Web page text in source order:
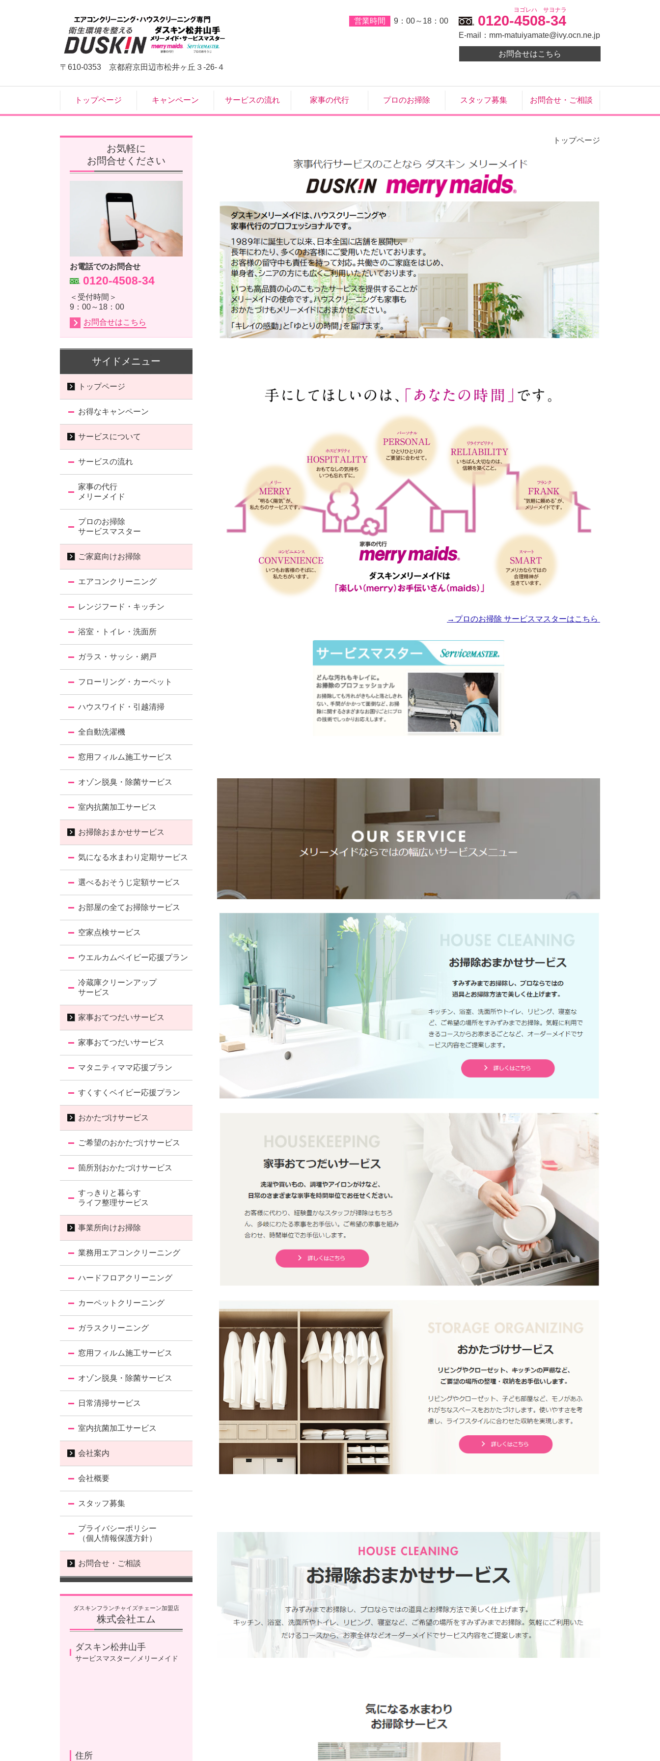
〒610-0353 京都府京田辺市松井ヶ丘３-26-４
営業時間 9：00～18：00
ヨゴレハ サヨナラ
0120-4508-34
E-mail： mm-matuiyamate@ivy.ocn.ne.jp
お問合せはこちら
トップページ キャンペーン サービスの流れ 家事の代行 プロのお掃除 スタッフ募集 お問合せ・ご相談
トップページ
→プロのお掃除 サービスマスターはこちら
お気軽に
お問合せください
お電話でのお問合せ
0120-4508-34
＜受付時間＞
9：00～18：00
お問合せはこちら
サイドメニュー
トップページ
お得なキャンペーン
サービスについて
サービスの流れ
家事の代行
メリーメイド
プロのお掃除
サービスマスター
ご家庭向けお掃除
エアコンクリーニング
レンジフード・キッチン
浴室・トイレ・洗面所
ガラス・サッシ・網戸
フローリング・カーペット
ハウスワイド・引越清掃
全自動洗濯機
窓用フィルム施工サービス
オゾン脱臭・除菌サービス
室内抗菌加工サービス
お掃除おまかせサービス
気になる水まわり定期サービス
選べるおそうじ定額サービス
お部屋の全てお掃除サービス
空家点検サービス
ウエルカムベイビー応援プラン
冷蔵庫クリーンアップ
サービス
家事おてつだいサービス
家事おてつだいサービス
マタニティママ応援プラン
すくすくベイビー応援プラン
おかたづけサービス
ご希望のおかたづけサービス
箇所別おかたづけサービス
すっきりと暮らす
ライフ整理サービス
事業所向けお掃除
業務用エアコンクリーニング
ハードフロアクリーニング
カーペットクリーニング
ガラスクリーニング
窓用フィルム施工サービス
オゾン脱臭・除菌サービス
日常清掃サービス
室内抗菌加工サービス
会社案内
会社概要
スタッフ募集
プライバシーポリシー
（個人情報保護方針）
お問合せ・ご相談
ダスキンフランチャイズチェーン加盟店
株式会社エム
ダスキン松井山手
サービスマスター／メリーメイド
住所